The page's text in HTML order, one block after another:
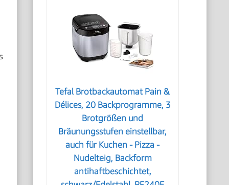
Tefal Brotbackautomat Pain &
Délices, 20 Backprogramme, 3
Brotgrößen und
Bräunungsstufen einstellbar,
auch für Kuchen - Pizza -
Nudelteig, Backform
antihaftbeschichtet,